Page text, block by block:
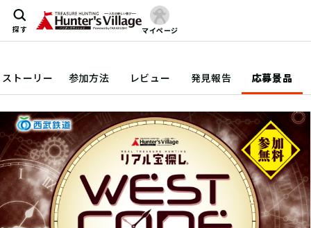
探す マイページ
ストーリー 参加方法 レビュー 発見報告 応募景品